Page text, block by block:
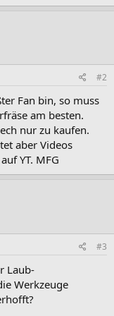
#2
Fan bin, so muss
am besten.
nur zu kaufen.
aber Videos
YT. MFG
#3
Laub-
Werkzeuge